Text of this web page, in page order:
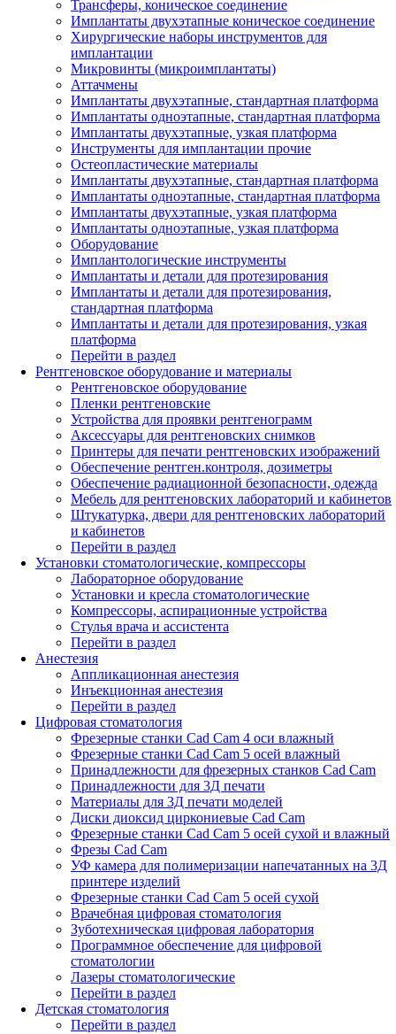
Трансферы, коническое соединение
Имплантаты двухэтапные коническое соединение
Хирургические наборы инструментов для
имплантации
Микровинты (микроимплантаты)
Аттачмены
Имплантаты двухэтапные, стандартная платформа
Имплантаты одноэтапные, стандартная платформа
Имплантаты двухэтапные, узкая платформа
Инструменты для имплантации прочие
Остеопластические материалы
Имплантаты двухэтапные, стандартная платформа
Имплантаты одноэтапные, стандартная платформа
Имплантаты двухэтапные, узкая платформа
Имплантаты одноэтапные, узкая платформа
Оборудование
Имплантологические инструменты
Имплантаты и детали для протезирования
Имплантаты и детали для протезирования,
стандартная платформа
Имплантаты и детали для протезирования, узкая
платформа
Перейти в раздел
Рентгеновское оборудование и материалы
Рентгеновское оборудование
Пленки рентгеновские
Устройства для проявки рентгенограмм
Аксессуары для рентгеновских снимков
Принтеры для печати рентгеновских изображений
Обеспечение рентген.контроля, дозиметры
Обеспечение радиационной безопасности, одежда
Мебель для рентгеновских лабораторий и кабинетов
Штукатурка, двери для рентгеновских лабораторий
и кабинетов
Перейти в раздел
Установки стоматологические, компрессоры
Лабораторное оборудование
Установки и кресла стоматологические
Компрессоры, аспирационные устройства
Стулья врача и ассистента
Перейти в раздел
Анестезия
Аппликационная анестезия
Инъекционная анестезия
Перейти в раздел
Цифровая стоматология
Фрезерные станки Cad Cam 4 оси влажный
Фрезерные станки Cad Cam 5 осей влажный
Принадлежности для фрезерных станков Cad Cam
Принадлежности для 3Д печати
Материалы для 3Д печати моделей
Диски диоксид циркониевые Cad Cam
Фрезерные станки Cad Cam 5 осей сухой и влажный
Фрезы Cad Cam
УФ камера для полимеризации напечатанных на 3Д
принтере изделий
Фрезерные станки Cad Cam 5 осей сухой
Врачебная цифровая стоматология
Зуботехническая цифровая лаборатория
Программное обеспечение для цифровой
стоматологии
Лазеры стоматологические
Перейти в раздел
Детская стоматология
Перейти в раздел